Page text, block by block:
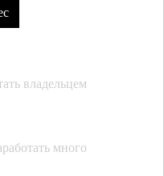
владельцем
много